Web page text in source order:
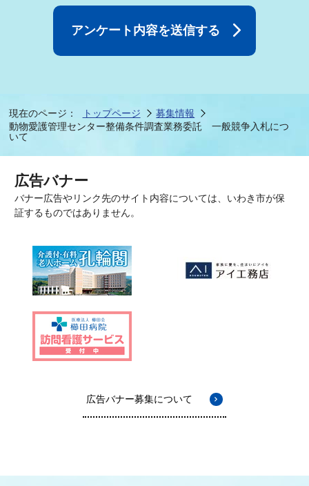
現在のページ： トップページ
募集情報
動物愛護管理センター整備条件調査業務委託 一般競争入札につ
いて
広告バナー
バナー広告やリンク先のサイト内容については、いわき市が保
証するものではありません。
広告バナー募集について